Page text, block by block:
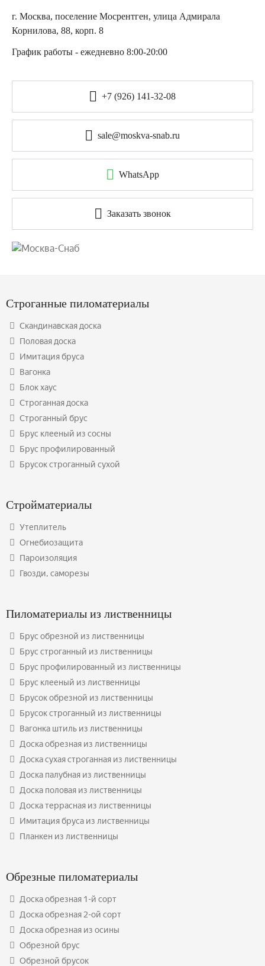
г. Москва, поселение Мосрентген, улица Адмирала
Корнилова, 88, корп. 8
График работы - ежедневно 8:00-20:00
+7 (926) 141-32-08
sale@moskva-snab.ru
WhatsApp
Заказать звонок
Строганные пиломатериалы
Скандинавская доска
Половая доска
Имитация бруса
Вагонка
Блок хаус
Строганная доска
Строганный брус
Брус клееный из сосны
Брус профилированный
Брусок строганный сухой
Стройматериалы
Утеплитель
Огнебиозащита
Пароизоляция
Гвозди, саморезы
Пиломатериалы из лиственницы
Брус обрезной из лиственницы
Брус строганный из лиственницы
Брус профилированный из лиственницы
Брус клееный из лиственницы
Брусок обрезной из лиственницы
Брусок строганный из лиственницы
Вагонка штиль из лиственницы
Доска обрезная из лиственницы
Доска сухая строганная из лиственницы
Доска палубная из лиственницы
Доска половая из лиственницы
Доска террасная из лиственницы
Имитация бруса из лиственницы
Планкен из лиственницы
Обрезные пиломатериалы
Доска обрезная 1-й сорт
Доска обрезная 2-ой сорт
Доска обрезная из осины
Обрезной брус
Обрезной брусок